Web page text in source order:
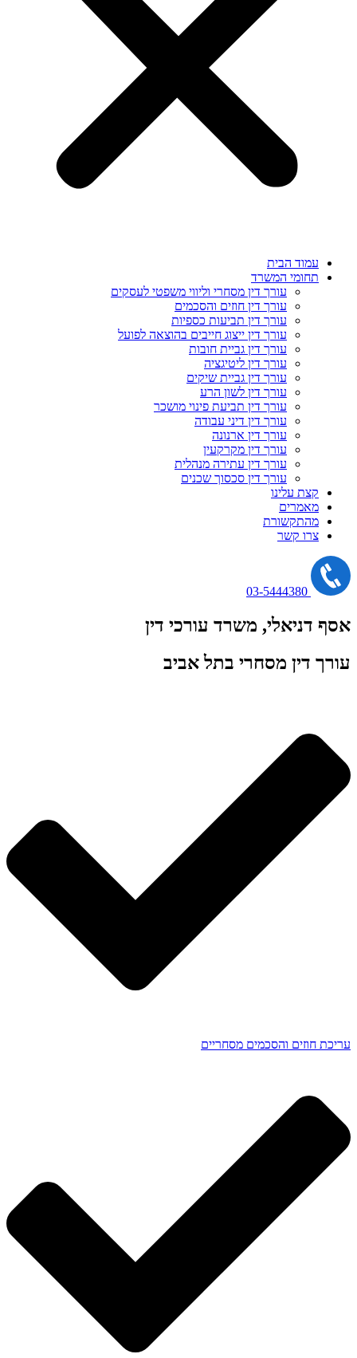
עמוד הבית
תחומי המשרד
עורך דין מסחרי וליווי משפטי לעסקים
עורך דין חוזים והסכמים
עורך דין תביעות כספיות
עורך דין ייצוג חייבים בהוצאה לפועל
עורך דין גביית חובות
עורך דין ליטיגציה
עורך דין גביית שיקים
עורך דין לשון הרע
עורך דין תביעת פינוי מושכר
עורך דין דיני עבודה
עורך דין ארנונה
עורך דין מקרקעין
עורך דין עתירה מנהלית
עורך דין סכסוך שכנים
קצת עלינו
מאמרים
מהתקשורת
צרו קשר
03-5444380
אסף דניאלי, משרד עורכי דין
עורך דין מסחרי בתל אביב
עריכת חוזים והסכמים מסחריים